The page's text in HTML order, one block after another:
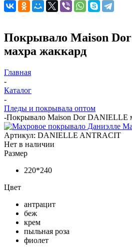
Покрывало Maison
махра жаккард
Главная
-
Каталог
-
Пледы и покрывала оптом
-Покрывало Maison Dor DANIELLE
Артикул: DANIELLE ANTRACIT
Нет в наличии
Размер
220*240
Цвет
антрацит
беж
крем
пыльная роза
фиолет